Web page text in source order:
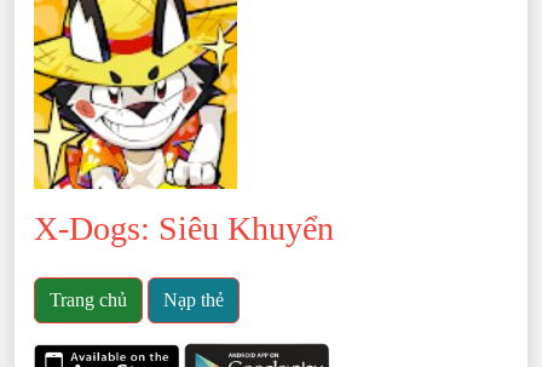
X-Dogs: Siêu Khuyển
Trang chủ Nạp thẻ